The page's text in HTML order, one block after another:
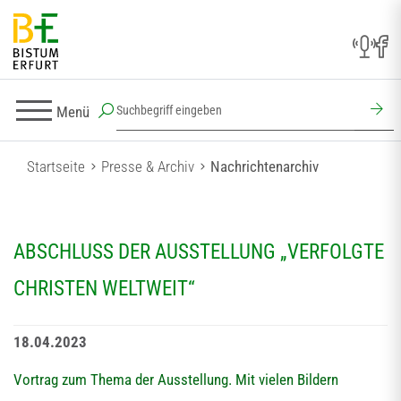
Menü
Startseite Presse & Archiv Nachrichtenarchiv
ABSCHLUSS DER AUSSTELLUNG „VERFOLGTE
CHRISTEN WELTWEIT“
18.04.2023
Vortrag zum Thema der Ausstellung. Mit vielen Bildern